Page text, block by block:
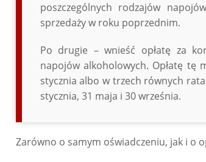
poszczególnych rodzajów
sprzedaży w roku poprzednim.
Po drugie – wnieść opłatę za
napojów alkoholowych. Opłatę tę
stycznia albo w trzech równych
stycznia, 31 maja i 30 września.
Zarówno o samym oświadczeniu, jak i o